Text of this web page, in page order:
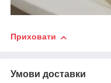
Приховати
Умови доставки